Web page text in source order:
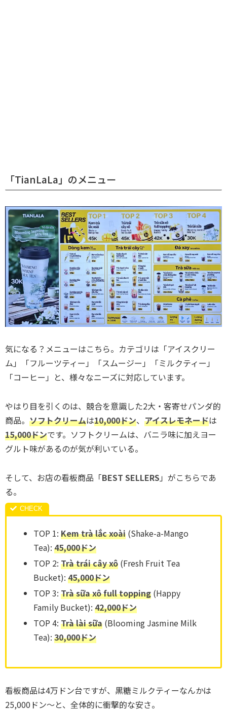
「TianLaLa」のメニュー
気になる？メニューはこちら。カテゴリは「アイスクリー
ム」「フルーツティー」「スムージー」「ミルクティー」
「コーヒー」と、様々なニーズに対応しています。
やはり目を引くのは、競合を意識した2大・客寄せパンダ的
商品。 ソフトクリームは10,000ドン、 アイスレモネードは
15,000ドンです。ソフトクリームは、バニラ味に加えヨー
グルト味があるのが気が利いている。
そして、お店の看板商品「BEST SELLERS 」がこちらであ
る。
TOP 1:Kem trà lắc xoài (Shake-a-Mango
Tea):45,000ドン
TOP 2:Trà trái cây xô (Fresh Fruit Tea
Bucket):45,000ドン
TOP 3:Trà sữa xô full topping (Happy
Family Bucket):42,000ドン
TOP 4:Trà lài sữa (Blooming Jasmine Milk
Tea):30,000ドン
看板商品は4万ドン台ですが、黒糖ミルクティーなんかは
25,000ドン〜と、全体的に衝撃的な安さ。